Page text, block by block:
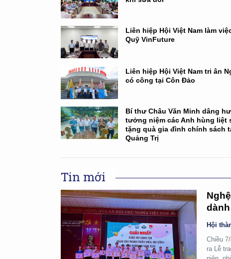
Liên hiệp Hội Việt Nam làm
Quỹ VinFuture
Liên hiệp Hội Việt Nam tri ân
có công tại Côn Đảo
Bí thư Châu Văn Minh dâng
tưởng niệm các Anh hùng liệt
tặng quà gia đình chính sách
Quảng Trị
Tin mới
Hội
Chiều
ra Lễ